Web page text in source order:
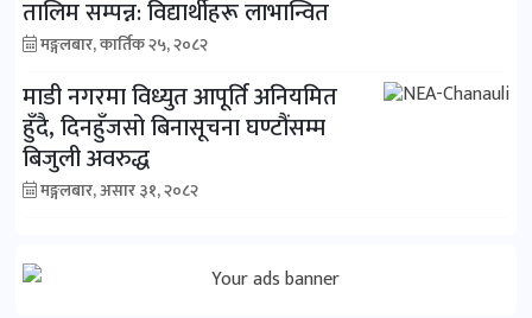
तालिम सम्पन्न: विद्यार्थीहरू लाभान्वित
मङ्गलबार, कार्तिक २५, २०८२
माडी नगरमा विध्युत आपूर्ति अनियमित
हुँदै, दिनहुँजसो बिनासूचना घण्टौंसम्म
बिजुली अवरुद्ध
मङ्गलबार, असार ३१, २०८२